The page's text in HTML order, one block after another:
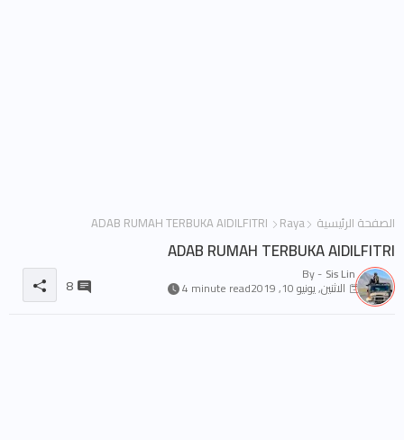
الصفحة الرئيسية Raya
ADAB RUMAH TERBUKA AIDILFITRI
By - Sis Lin
الاثنين, يونيو 10, 2019 4 minute read
8